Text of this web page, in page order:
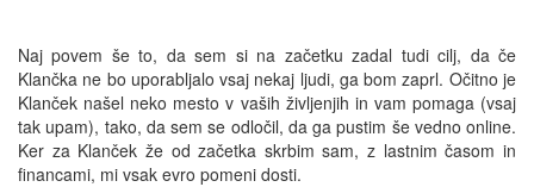
Naj povem še to, da sem si na začetku zadal tudi cilj, da če
Klančka ne bo uporabljalo vsaj nekaj ljudi, ga bom zaprl. Očitno je
Klanček našel neko mesto v vaših življenjih in vam pomaga (vsaj
tak upam), tako, da sem se odločil, da ga pustim še vedno online.
Ker za Klanček že od začetka skrbim sam, z lastnim časom in
financami, mi vsak evro pomeni dosti.